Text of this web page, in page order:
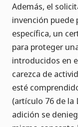
Además, el
invención puede
específica, un
para proteger
introducidos en
carezca de
esté
(artículo 76 de la
adición se